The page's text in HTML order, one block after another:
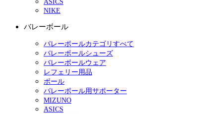
ASICS
NIKE
バレーボール
バレーボールカテゴリすべて
バレーボールシューズ
バレーボールウェア
レフェリー用品
ボール
バレーボール用サポーター
MIZUNO
ASICS